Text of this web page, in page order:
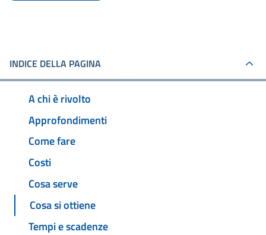
INDICE DELLA PAGINA
A chi è rivolto
Approfondimenti
Come fare
Costi
Cosa serve
Cosa si ottiene
Tempi e scadenze